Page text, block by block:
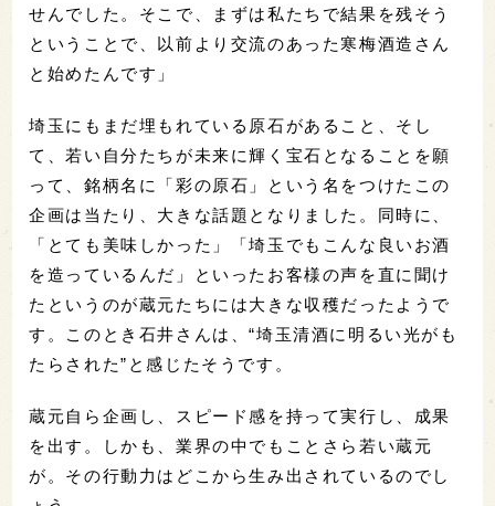
せんでした。そこで、まずは私たちで結果を残そう
ということで、以前より交流のあった寒梅酒造さん
と始めたんです」
埼玉にもまだ埋もれている原石があること、そし
て、若い自分たちが未来に輝く宝石となることを願
って、銘柄名に「彩の原石」という名をつけたこの
企画は当たり、大きな話題となりました。同時に、
「とても美味しかった」「埼玉でもこんな良いお酒
を造っているんだ」といったお客様の声を直に聞け
たというのが蔵元たちには大きな収穫だったようで
す。このとき石井さんは、“埼玉清酒に明るい光がも
たらされた”と感じたそうです。
蔵元自ら企画し、スピード感を持って実行し、成果
を出す。しかも、業界の中でもことさら若い蔵元
が。その行動力はどこから生み出されているのでし